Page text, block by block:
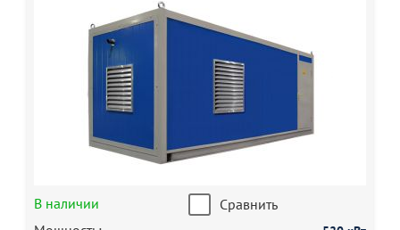
В наличии
Сравнить